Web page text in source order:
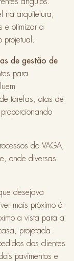
na arquitetura,
e otimizar a
de gestão de
para
tarefas, atas de
do VAGA,
onde diversas
desejava
mais próximo à
a vista para a
projetada
dos clientes
pavimentos e